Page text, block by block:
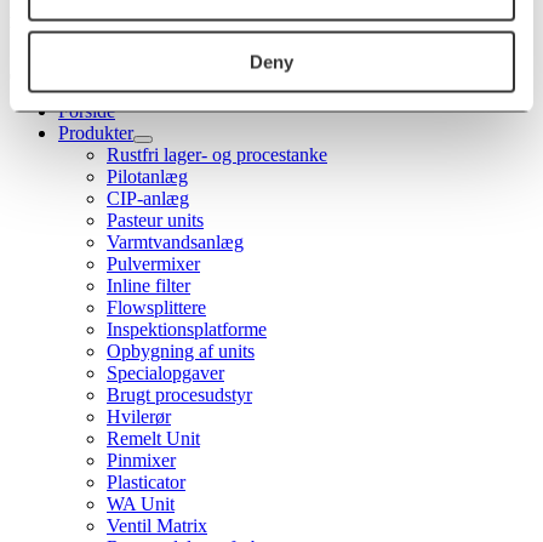
Deny
Menu
Forside
Produkter
Rustfri lager- og procestanke
Pilotanlæg
CIP-anlæg
Pasteur units
Varmtvandsanlæg
Pulvermixer
Inline filter
Flowsplittere
Inspektionsplatforme
Opbygning af units
Specialopgaver
Brugt procesudstyr
Hvilerør
Remelt Unit
Pinmixer
Plasticator
WA Unit
Ventil Matrix